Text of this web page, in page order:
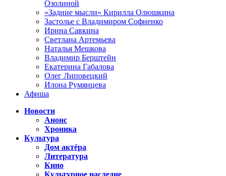
Озолиной
«Задние мысли» Кирилла Олюшкина
Застолье с Владимиром Софиенко
Ирина Савкина
Светлана Артемьева
Наталья Мешкова
Владимир Берштейн
Екатерина Габалова
Олег Липовецкий
Илона Румянцева
Афиша
Новости
Анонс
Хроника
Культура
Дом актёра
Литература
Кино